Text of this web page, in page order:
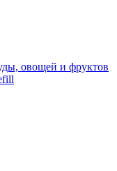
овощей и фруктов